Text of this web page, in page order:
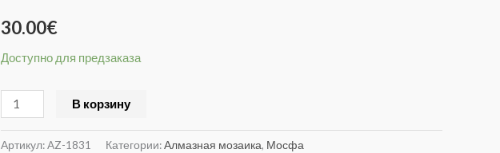
30.00€
Доступно для предзаказа
В корзину
Артикул:AZ-1831 Категории:Алмазная мозаика, Мосфа